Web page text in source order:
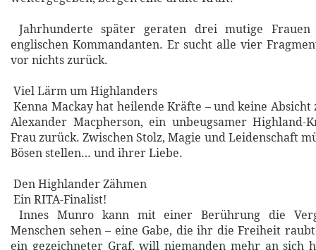
Jahrhunderte später geraten drei mutige
englischen Kommandanten. Er sucht alle vier
vor nichts zurück.
Viel Lärm um Highlanders
Kenna Mackay hat heilende Kräfte – und keine Absicht
Alexander Macpherson, ein unbeugsamer Highland-
Frau zurück. Zwischen Stolz, Magie und Leidenschaft
Bösen stellen… und ihrer Liebe.
Den Highlander Zähmen
Ein RITA-Finalist!
Innes Munro kann mit einer Berührung die
Menschen sehen – eine Gabe, die ihr die Freiheit
ein gezeichneter Graf, will niemanden mehr an sich